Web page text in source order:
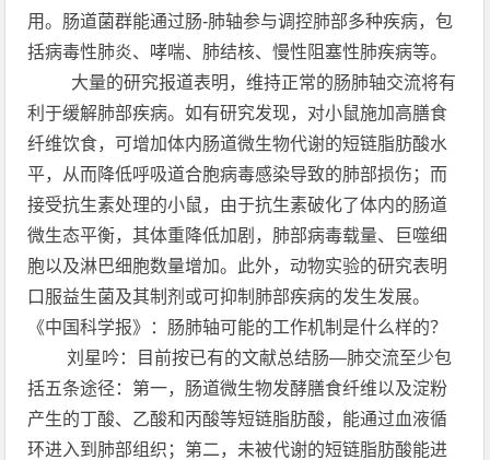
用。肠道菌群能通过肠-肺轴参与调控肺部多种疾病，包
括病毒性肺炎、哮喘、肺结核、慢性阻塞性肺疾病等。
大量的研究报道表明，维持正常的肠肺轴交流将有
利于缓解肺部疾病。如有研究发现，对小鼠施加高膳食
纤维饮食，可增加体内肠道微生物代谢的短链脂肪酸水
平，从而降低呼吸道合胞病毒感染导致的肺部损伤；而
接受抗生素处理的小鼠，由于抗生素破化了体内的肠道
微生态平衡，其体重降低加剧，肺部病毒载量、巨噬细
胞以及淋巴细胞数量增加。此外，动物实验的研究表明
口服益生菌及其制剂或可抑制肺部疾病的发生发展。
《中国科学报》：肠肺轴可能的工作机制是什么样的？
刘星吟：目前按已有的文献总结肠—肺交流至少包
括五条途径：第一，肠道微生物发酵膳食纤维以及淀粉
产生的丁酸、乙酸和丙酸等短链脂肪酸，能通过血液循
环进入到肺部组织；第二，未被代谢的短链脂肪酸能进